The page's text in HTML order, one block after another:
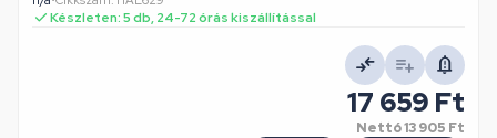
Készleten: 5 db, 24-72 órás kiszállítással
17 659 Ft
Nettó13 905 Ft